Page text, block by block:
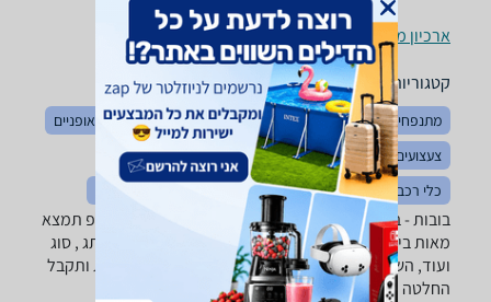
ארכיון מוצרים
קטגוריות משלימות
מתנפחים צעצועי תינוקות צעצועים לאמבטיה
בימבות ואופניים
צעצועים כללי
לגו ומשחקי הרכבה
משחקי חשיבה והגיון
כלי רכב ממונעים
כלי נגינה לילדים
בובות - ‏בד רוצה למצוא את הבובה שאתה צריך? רק בזאפ תמצא
מאות ביקורות על בובות מערכת סינון מתקדמת לפי מותג , סוג
ועוד, השוואת מחירים ביותר מאלף חנויות מתנות ושונות ותקבל
החלטה חכמה!